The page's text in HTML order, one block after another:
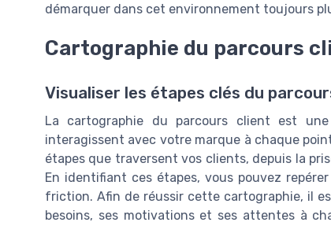
démarquer dans cet environnement toujours
Cartographie du parcours
Visualiser les étapes clés du
La cartographie du parcours client est
interagissent avec votre marque à chaque
étapes que traversent vos clients, depuis la
En identifiant ces étapes, vous pouvez
friction. Afin de réussir cette cartographie, il
besoins, ses motivations et ses attentes à